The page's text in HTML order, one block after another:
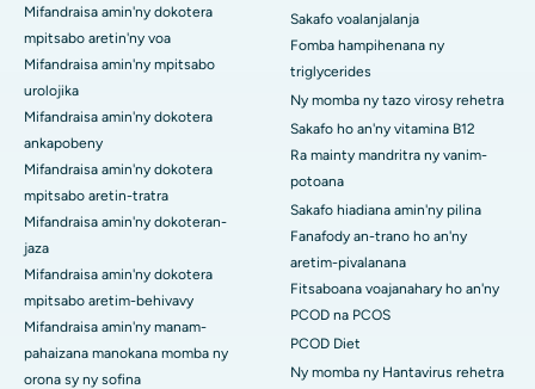
Mifandraisa amin'ny dokotera
mpitsabo aretin'ny voa
Mifandraisa amin'ny mpitsabo
urolojika
Mifandraisa amin'ny dokotera
ankapobeny
Mifandraisa amin'ny dokotera
mpitsabo aretin-tratra
Mifandraisa amin'ny dokoteran-
jaza
Mifandraisa amin'ny dokotera
mpitsabo aretim-behivavy
Mifandraisa amin'ny manam-
pahaizana manokana momba ny
orona sy ny sofina
Sakafo voalanjalanja
Fomba hampihenana ny
triglycerides
Ny momba ny tazo virosy rehetra
Sakafo ho an'ny vitamina B12
Ra mainty mandritra ny vanim-
potoana
Sakafo hiadiana amin'ny pilina
Fanafody an-trano ho an'ny
aretim-pivalanana
Fitsaboana voajanahary ho an'ny
PCOD na PCOS
PCOD Diet
Ny momba ny Hantavirus rehetra